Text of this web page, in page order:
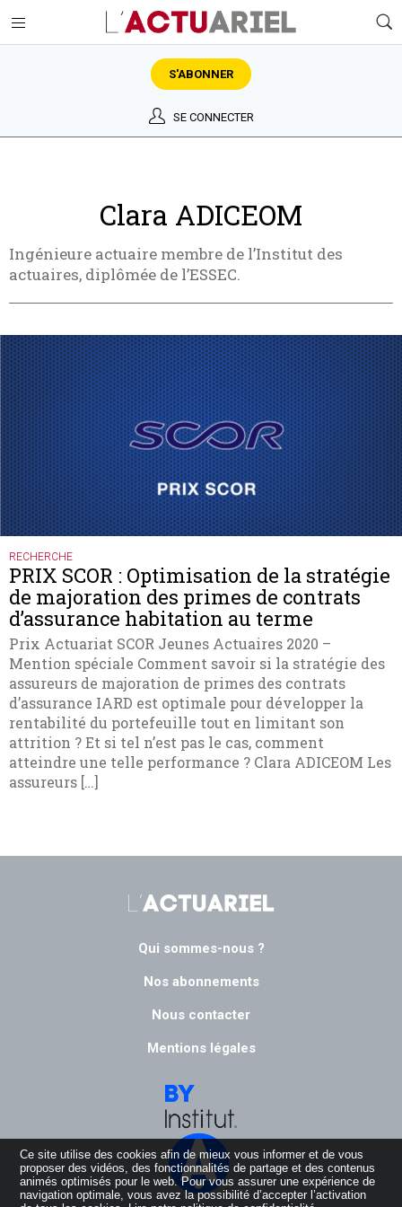
S'ABONNER
SE CONNECTER
Clara ADICEOM
Ingénieure actuaire membre de l’Institut des
actuaires, diplômée de l’ESSEC.
RECHERCHE
PRIX SCOR : Optimisation de la stratégie
de majoration des primes de contrats
d’assurance habitation au terme
Prix Actuariat SCOR Jeunes Actuaires 2020 –
Mention spéciale Comment savoir si la stratégie des
assureurs de majoration de primes des contrats
d’assurance IARD est optimale pour développer la
rentabilité du portefeuille tout en limitant son
attrition ? Et si tel n’est pas le cas, comment
atteindre une telle performance ? Clara ADICEOM Les
assureurs […]
Qui sommes-nous ?
Nos abonnements
Nous contacter
Mentions légales
Ce site utilise des cookies afin de mieux vous informer et de vous
proposer des vidéos, des fonctionnalités de partage et des contenus
animés optimisés pour le web. Pour vous assurer une expérience de
navigation optimale, vous avez la possibilité d’accepter l’activation